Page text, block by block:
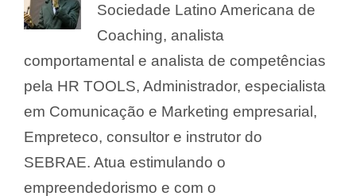
Sociedade Latino Americana de
Coaching, analista
comportamental e analista de competências
pela HR TOOLS, Administrador, especialista
em Comunicação e Marketing empresarial,
Empreteco, consultor e instrutor do
SEBRAE. Atua estimulando o
empreendedorismo e com o